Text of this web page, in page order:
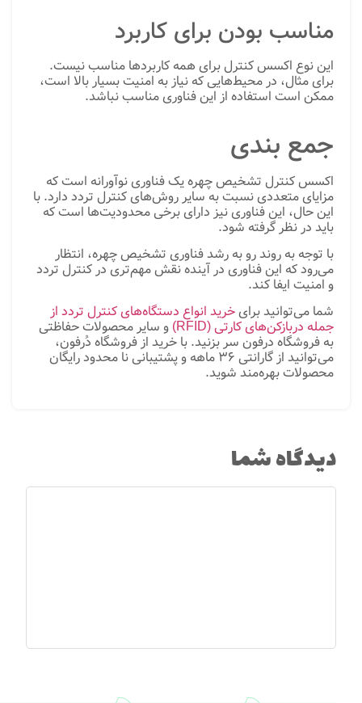
مناسب بودن برای کاربرد
این نوع اکسس کنترل برای همه کاربردها مناسب نیست.
برای مثال، در محیط‌هایی که نیاز به امنیت بسیار بالا است،
ممکن است استفاده از این فناوری مناسب نباشد.
جمع بندی
اکسس کنترل تشخیص چهره یک فناوری نوآورانه است که
مزایای متعددی نسبت به سایر روش‌های کنترل تردد دارد. با
این حال، این فناوری نیز دارای برخی محدودیت‌ها است که
باید در نظر گرفته شود.
با توجه به روند رو به رشد فناوری تشخیص چهره، انتظار
می‌رود که این فناوری در آینده نقش مهم‌تری در کنترل تردد
و امنیت ایفا کند.
شما می‌توانید برایخرید انواع دستگاه‌های کنترل تردد از
جمله دربازکن‌های کارتی (RFID) و سایر محصولات حفاظتی
به فروشگاه درفون سر بزنید. با خرید از فروشگاه دُرفون،
می‌توانید از گارانتی 36 ماهه و پشتیبانی نا محدود رایگان
محصولات بهره‌مند شوید.
دیدگاه شما